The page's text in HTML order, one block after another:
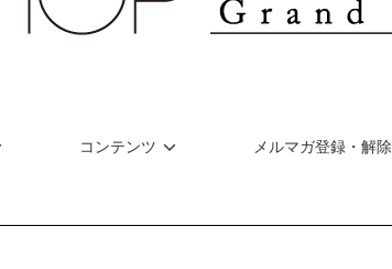
コンテンツ メルマガ登録・解除